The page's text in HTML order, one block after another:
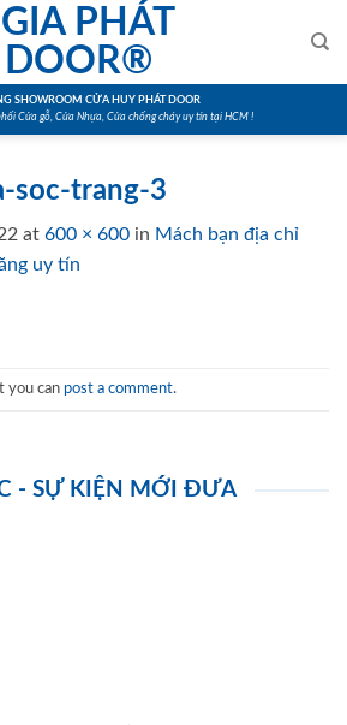
SHOWROOM CỬA HUY PHÁT DOOR
Cửa gỗ, Cửa Nhựa, Cửa chống cháy uy tín tại HCM !
soc-trang-3
at 600 × 600 in Mách bạn địa chỉ
uy tín
you can post a comment.
- SỰ KIỆN MỚI ĐƯA